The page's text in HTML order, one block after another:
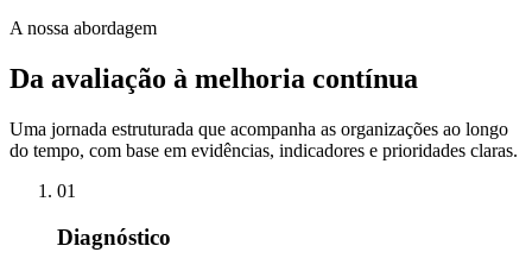
A nossa abordagem
Da avaliação à melhoria contínua
Uma jornada estruturada que acompanha as organizações ao longo
do tempo, com base em evidências, indicadores e prioridades claras.
01
Diagnóstico